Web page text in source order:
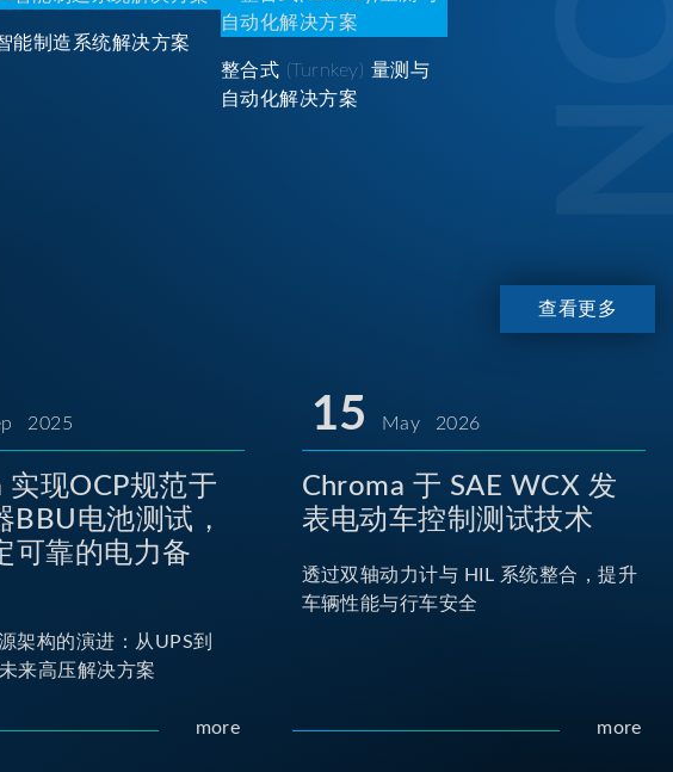
能制造系统解决方案
整合式 (Turnkey) 量测与
自动化解决方案
查看更多
2025
实现OCP规范于
BBU电池测试，
可靠的电力备
架构的演进：从UPS到
来高压解决方案
more
15 May 2026
Chroma 于 SAE WCX 发
表电动车控制测试技术
透过双轴动力计与 HIL 系统整合，提升
车辆性能与行车安全
more